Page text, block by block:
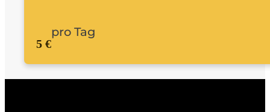
5 €
pro Tag